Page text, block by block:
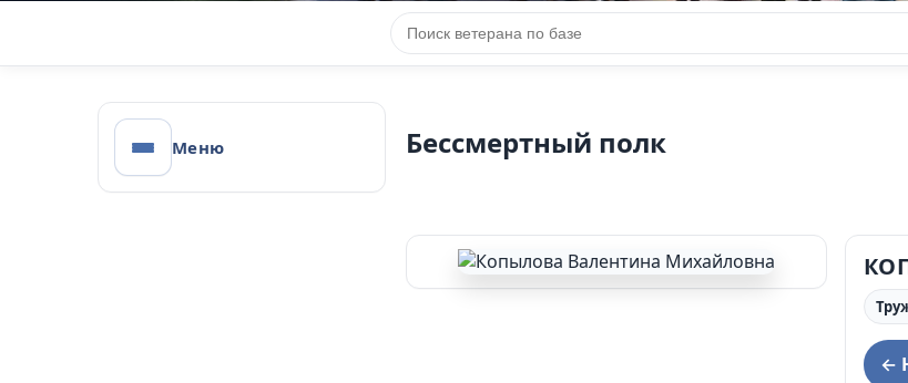
КНИГА ДОБЛЕСТИ НАШИХ
Проект Администрации муниципального округа Сухой Лог и
Меню Бессмертный полк
←